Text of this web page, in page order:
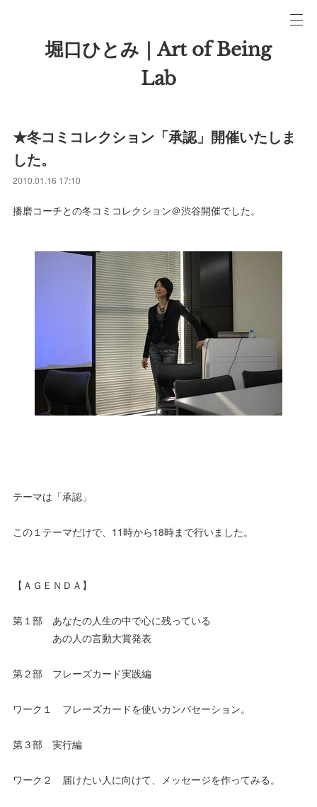
堀口ひとみ｜Art of Being
Lab
★冬コミコレクション「承認」開催いたしま
した。
2010.01.16 17:10
播磨コーチとの冬コミコレクション＠渋谷開催でした。
テーマは「承認」
この１テーマだけで、11時から18時まで行いました。
【ＡＧＥＮＤＡ】
第１部 あなたの人生の中で心に残っている
あの人の言動大賞発表
第２部 フレーズカード実践編
ワーク１ フレーズカードを使いカンバセーション。
第３部 実行編
ワーク２ 届けたい人に向けて、メッセージを作ってみる。